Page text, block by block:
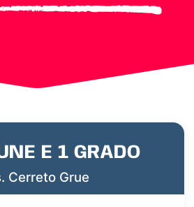
E 1 GRADO
Cerreto Grue